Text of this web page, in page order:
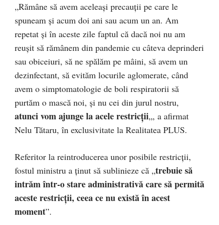
„Rămâne să avem aceleași precauții pe care le
spuneam și acum doi ani sau acum un an. Am
repetat și în aceste zile faptul că dacă noi nu am
reușit să rămânem din pandemie cu câteva deprinderi
sau obiceiuri, să ne spălăm pe mâini, să avem un
dezinfectant, să evităm locurile aglomerate, când
avem o simptomatologie de boli respiratorii să
purtăm o mască noi, și nu cei din jurul nostru,
atunci vom ajunge la acele restricții„, a afirmat
Nelu Tătaru, în exclusivitate la Realitatea PLUS.
Referitor la reintroducerea unor posibile restricții,
fostul ministru a ținut să sublinieze că „trebuie să
intrăm într-o stare administrativă care să permită
aceste restricții, ceea ce nu există în acest
moment”.